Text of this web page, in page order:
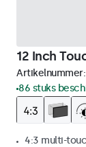
12 Inch
Artikelnummer:
86 stuks
4:3 multi-